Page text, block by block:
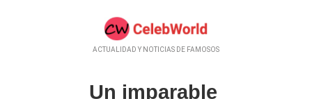
ACTUALIDAD Y NOTICIAS DE FAMOSOS
Un imparable